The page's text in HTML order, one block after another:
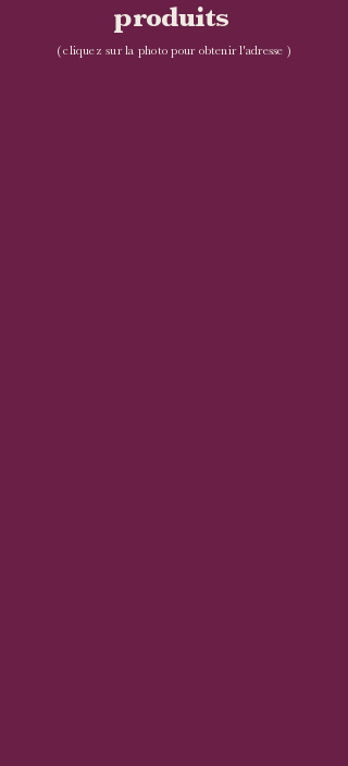
produits
(cliquez sur la photo pour obtenir l'adresse )